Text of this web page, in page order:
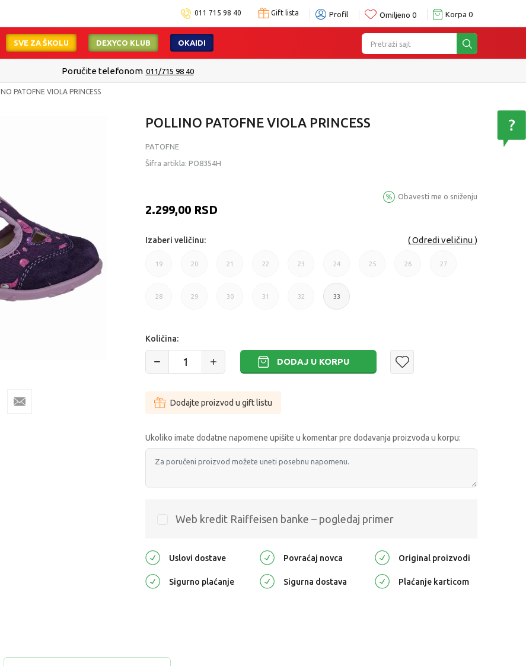
011 715 98 40 Gift lista Profil Omiljeno 0 Korpa 0
Pretraži sajt
SVE ZA ŠKOLU DEXYCO KLUB OKAIDI
možete očekivati u roku od 2 do 4 radna dana!
PATOFNE VIOLA PRINCESS
POLLINO PATOFNE VIOLA PRINCESS
PATOFNE
Šifra artikla: PO8354H
2.299,00 RSD
Obavesti me o sniženju
Odredi veličinu
Izaberi veličinu:
19 20 21 22 23 24 25 26 27
28
29 30 31 32 33
Količina:
DODAJ U KORPU
Dodajte proizvod u gift listu
Ukoliko imate dodatne napomene upišite u komentar pre dodavanja proizvoda u korpu:
Web kredit Raiffeisen banke – pogledaj primer
Uslovi dostave Povraćaj novca Original proizvodi
Sigurno plaćanje Sigurna dostava Plaćanje karticom